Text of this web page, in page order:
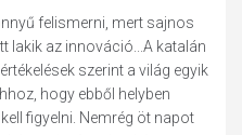
felismerni, mert sajnos
lakik az innováció...A katalán
szerint a világ egyik
hogy ebből helyben
figyelni. Nemrég öt napot